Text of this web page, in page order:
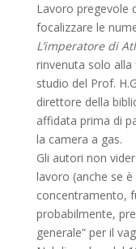
Lavoro pregevole
focalizzare le
L’imperatore di
rinvenuta solo alla
studio del Prof.
direttore della
affidata prima di
la camera a gas.
Gli autori non
lavoro (anche se
concentramento,
probabilmente,
generale” per il